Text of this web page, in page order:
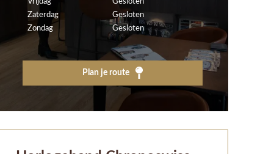
Zaterdag
Gesloten
Zondag
Gesloten
Plan je route